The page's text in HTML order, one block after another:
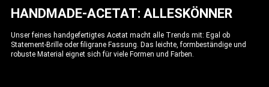
HANDMADE-ACETAT: ALLESKÖNNER
Unser feines handgefertigtes Acetat macht alle Trends mit: Egal ob
Statement-Brille oder filigrane Fassung. Das leichte, formbeständige und
robuste Material eignet sich für viele Formen und Farben.